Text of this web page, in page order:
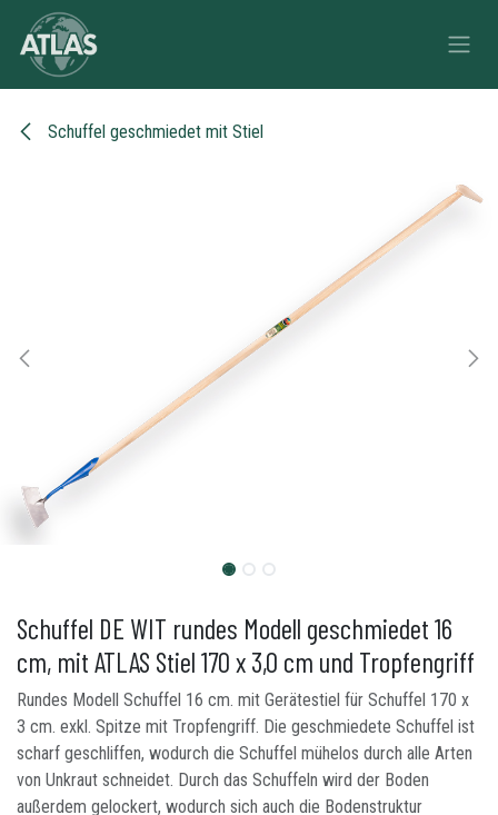
Zum Inhalt springen
Schuffel geschmiedet mit Stiel
Schuffel DE WIT rundes Modell geschmiedet 16
cm, mit ATLAS Stiel 170 x 3,0 cm und Tropfengriff
Rundes Modell Schuffel 16 cm. mit Gerätestiel für Schuffel 170 x
3 cm. exkl. Spitze mit Tropfengriff. Die geschmiedete Schuffel ist
scharf geschliffen, wodurch die Schuffel mühelos durch alle Arten
von Unkraut schneidet. Durch das Schuffeln wird der Boden
außerdem gelockert, wodurch sich auch die Bodenstruktur